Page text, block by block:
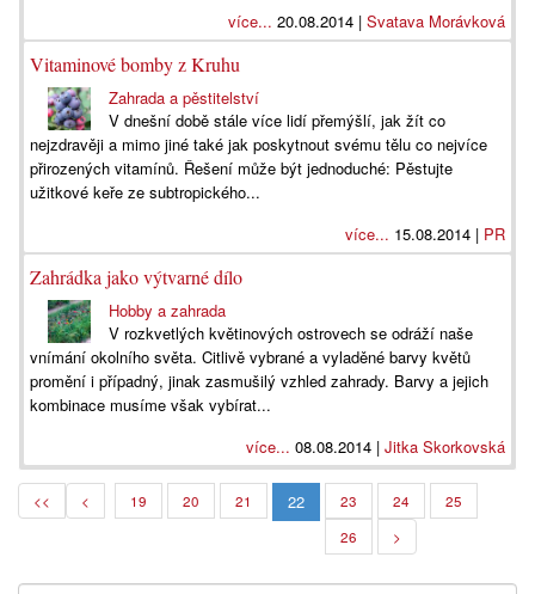
více... 20.08.2014 | Svatava Morávková
Vitaminové bomby z Kruhu
Zahrada a pěstitelství
V dnešní době stále více lidí přemýšlí, jak žít co
nejzdravěji a mimo jiné také jak poskytnout svému tělu co nejvíce
přirozených vitamínů. Řešení může být jednoduché: Pěstujte
užitkové keře ze subtropického...
více... 15.08.2014 | PR
Zahrádka jako výtvarné dílo
Hobby a zahrada
V rozkvetlých květinových ostrovech se odráží naše
vnímání okolního světa. Citlivě vybrané a vyladěné barvy květů
promění i případný, jinak zasmušilý vzhled zahrady. Barvy a jejich
kombinace musíme však vybírat...
více... 08.08.2014 | Jitka Skorkovská
<< < 19 20 21 22 23 24
25
26
>